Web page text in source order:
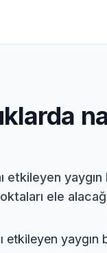
etkileyen
ele
etkileyen